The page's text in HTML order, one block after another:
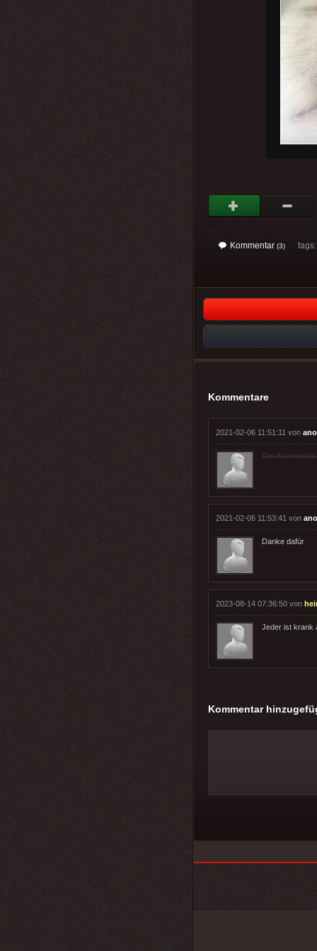
Kommentar (3)
Kommentare
2021-02-06 11:51:11 von
Der
2021-02-06 11:53:41 von
Danke dafür
2023-08-14 07:36:50 von
Jeder ist krank
Kommentar